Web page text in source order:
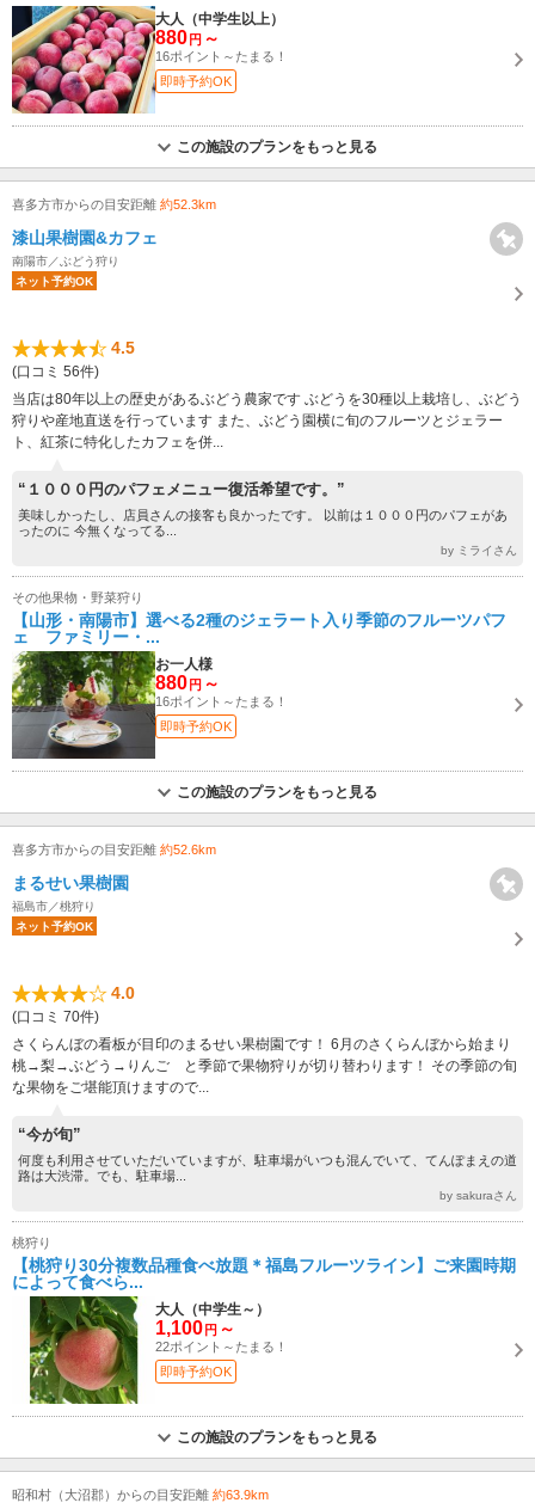
大人（中学生以上）
880 円 ～
16ポイント～たまる！
即時予約OK
この施設のプランをもっと見る
喜多方市からの目安距離 約52.3km
漆山果樹園&カフェ
南陽市／ぶどう狩り
ネット予約OK
4.5
(口コミ 56件)
当店は80年以上の歴史があるぶどう農家です ぶどうを30種以上栽培し、ぶどう
狩りや産地直送を行っています また、ぶどう園横に旬のフルーツとジェラー
ト、紅茶に特化したカフェを併...
“１０００円のパフェメニュー復活希望です。”
美味しかったし、店員さんの接客も良かったです。 以前は１０００円のパフェがあ
ったのに 今無くなってる...
by ミライさん
その他果物・野菜狩り
【山形・南陽市】選べる2種のジェラート入り季節のフルーツパフ
ェ ファミリー・...
お一人様
880 円 ～
16ポイント～たまる！
即時予約OK
この施設のプランをもっと見る
喜多方市からの目安距離 約52.6km
まるせい果樹園
福島市／桃狩り
ネット予約OK
4.0
(口コミ 70件)
さくらんぼの看板が目印のまるせい果樹園です！ 6月のさくらんぼから始まり
桃→梨→ぶどう→りんご と季節で果物狩りが切り替わります！ その季節の旬
な果物をご堪能頂けますので...
“今が旬”
何度も利用させていただいていますが、駐車場がいつも混んでいて、てんぽまえの道
路は大渋滞。でも、駐車場...
by sakuraさん
桃狩り
【桃狩り30分複数品種食べ放題＊福島フルーツライン】ご来園時期
によって食べら...
大人（中学生～）
1,100 円 ～
22ポイント～たまる！
即時予約OK
この施設のプランをもっと見る
昭和村（大沼郡）からの目安距離 約63.9km